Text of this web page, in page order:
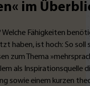
im
Welche Fähigkeiten
haben, ist hoch: So
zum Thema
als
sowie einem kurzen